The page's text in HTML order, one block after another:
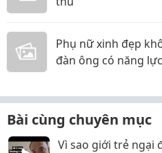
Phụ nữ xinh đẹp
đàn ông có năng
Bài cùng chuyên mục
Vì sao giới trẻ ngại